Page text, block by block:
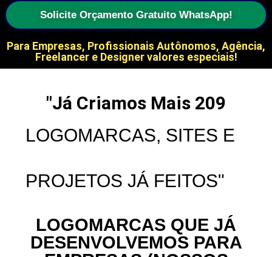
Solicite Orçamento Gratuito WhatsApp!
Para Empresas, Profissionais Autônomos, Agência,
Freelancer e Designer valores especiais!
LOGOMARCAS, SITES E
PROJETOS JÁ FEITOS"
"Já Criamos Mais 209
LOGOMARCAS QUE JÁ
DESENVOLVEMOS PARA